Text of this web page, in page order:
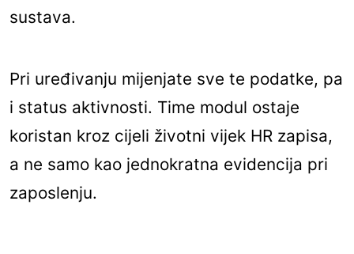
sustava.
Pri uređivanju mijenjate sve te podatke, pa
i status aktivnosti. Time modul ostaje
koristan kroz cijeli životni vijek HR zapisa,
a ne samo kao jednokratna evidencija pri
zaposlenju.